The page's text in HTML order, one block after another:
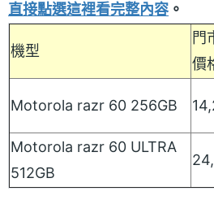
直接點選這裡看完整內容 。
機型
門
價
Motorola razr 60 256GB
Motorola razr 60 ULTRA
512GB